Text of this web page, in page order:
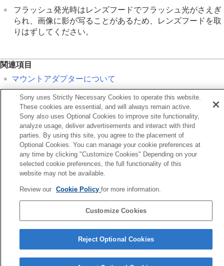
フラッシュ発光時はレンズフードでフラッシュ光がさえぎ
られ、画像に影が写ることがあるため、レンズフードを取
りはずしてください。
関連項目
マウントアダプターについて
リーカードをカメラに入れる/取り出す
次へ
カメラの初期設定を
TP1001341815
お使いのカメラの本体ソフトウェアがVer.2.00未満の場合は下記URLの
ヘルプガイドをご覧ください。
Sony uses Strictly Necessary Cookies to operate this website.
These cookies are essential, and will always remain active.
Sony also uses Optional Cookies to improve site functionality,
analyze usage, deliver advertisements and interact with third
parties. By using this site, you agree to the placement of
Optional Cookies. You can manage your cookie preferences at
any time by clicking "Customize Cookies" Depending on your
selected cookie preferences, the full functionality of this
website may not be available.
Review our Cookie Policyfor more information.
Customize Cookies
Reject Optional Cookies